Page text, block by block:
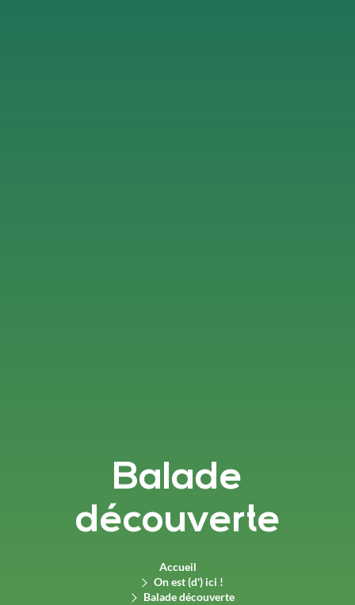
Balade
découverte
Accueil
On est (d') ici !
Balade découverte